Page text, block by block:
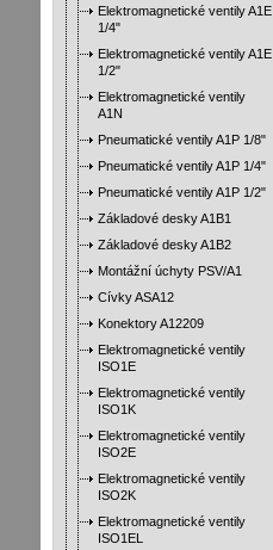
Elektromagnetické ventily A1E
1/4"
Elektromagnetické ventily A1E
1/2"
Elektromagnetické ventily
A1N
Pneumatické ventily A1P 1/8"
Pneumatické ventily A1P 1/4"
Pneumatické ventily A1P 1/2"
Základové desky A1B1
Základové desky A1B2
Montážní úchyty PSV/A1
Cívky ASA12
Konektory A12209
Elektromagnetické ventily
ISO1E
Elektromagnetické ventily
ISO1K
Elektromagnetické ventily
ISO2E
Elektromagnetické ventily
ISO2K
Elektromagnetické ventily
ISO1EL